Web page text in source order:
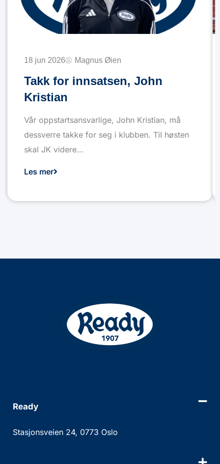
18 jun 2026 Magnus Øien
Takk for innsatsen, John
Kristian
Vår oppstartsansvarlige, John Kristian, må
dessverre takke for seg i klubben. Til høsten
skal JK videre…
Les mer
Ready
Stasjonsveien 24, 0773 Oslo